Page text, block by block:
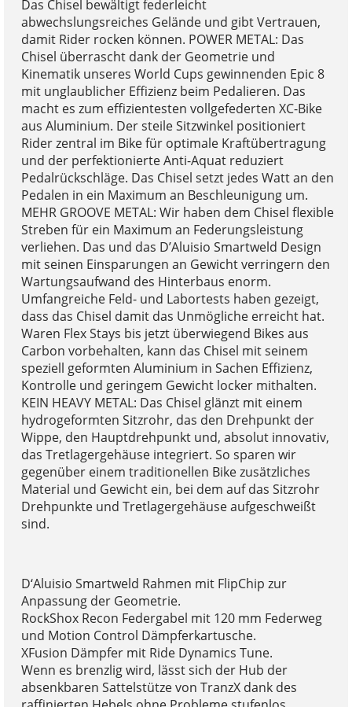
Das Chisel bewältigt federleicht
abwechslungsreiches Gelände und gibt Vertrauen,
damit Rider rocken können. POWER METAL: Das
Chisel überrascht dank der Geometrie und
Kinematik unseres World Cups gewinnenden Epic 8
mit unglaublicher Effizienz beim Pedalieren. Das
macht es zum effizientesten vollgefederten XC-Bike
aus Aluminium. Der steile Sitzwinkel positioniert
Rider zentral im Bike für optimale Kraftübertragung
und der perfektionierte Anti-Aquat reduziert
Pedalrückschläge. Das Chisel setzt jedes Watt an den
Pedalen in ein Maximum an Beschleunigung um.
MEHR GROOVE METAL: Wir haben dem Chisel flexible
Streben für ein Maximum an Federungsleistung
verliehen. Das und das D’Aluisio Smartweld Design
mit seinen Einsparungen an Gewicht verringern den
Wartungsaufwand des Hinterbaus enorm.
Umfangreiche Feld- und Labortests haben gezeigt,
dass das Chisel damit das Unmögliche erreicht hat.
Waren Flex Stays bis jetzt überwiegend Bikes aus
Carbon vorbehalten, kann das Chisel mit seinem
speziell geformten Aluminium in Sachen Effizienz,
Kontrolle und geringem Gewicht locker mithalten.
KEIN HEAVY METAL: Das Chisel glänzt mit einem
hydrogeformten Sitzrohr, das den Drehpunkt der
Wippe, den Hauptdrehpunkt und, absolut innovativ,
das Tretlagergehäuse integriert. So sparen wir
gegenüber einem traditionellen Bike zusätzliches
Material und Gewicht ein, bei dem auf das Sitzrohr
Drehpunkte und Tretlagergehäuse aufgeschweißt
sind.
D‘Aluisio Smartweld Rahmen mit FlipChip zur
Anpassung der Geometrie.
RockShox Recon Federgabel mit 120 mm Federweg
und Motion Control Dämpferkartusche.
XFusion Dämpfer mit Ride Dynamics Tune.
Wenn es brenzlig wird, lässt sich der Hub der
absenkbaren Sattelstütze von TranzX dank des